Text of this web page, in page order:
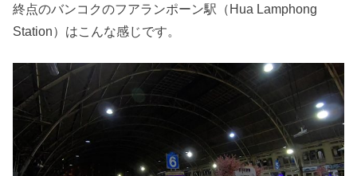
終点のバンコクのフアランポーン駅（Hua Lamphong
Station）はこんな感じです。